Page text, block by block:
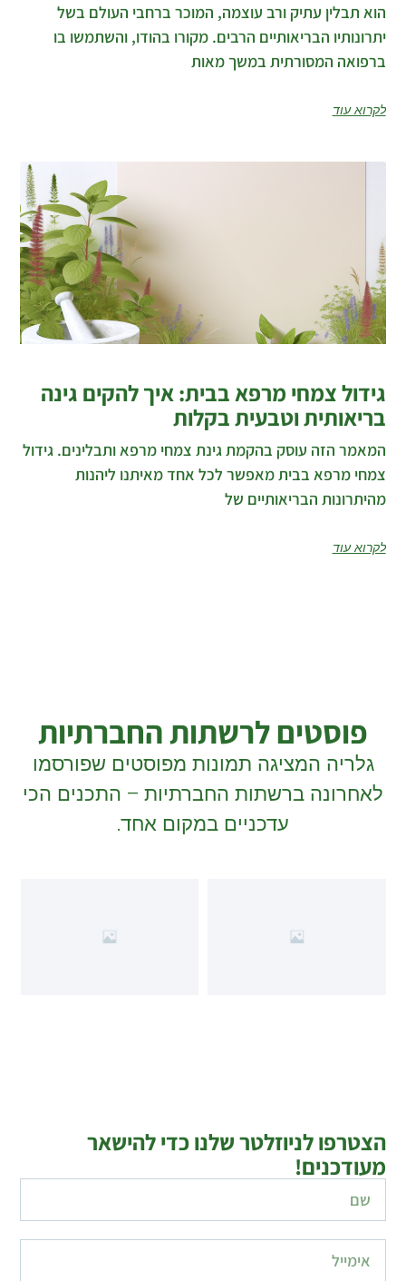
הוא תבלין עתיק ורב עוצמה, המוכר ברחבי העולם בשל
יתרונותיו הבריאותיים הרבים. מקורו בהודו, והשתמשו בו
ברפואה המסורתית במשך מאות
לקרוא עוד
גידול צמחי מרפא בבית: איך להקים גינה
בריאותית וטבעית בקלות
המאמר הזה עוסק בהקמת גינת צמחי מרפא ותבלינים. גידול
צמחי מרפא בבית מאפשר לכל אחד מאיתנו ליהנות
מהיתרונות הבריאותיים של
לקרוא עוד
פוסטים לרשתות החברתיות
גלריה המציגה תמונות מפוסטים שפורסמו
לאחרונה ברשתות החברתיות – התכנים הכי
עדכניים במקום אחד.
הצטרפו לניוזלטר שלנו כדי להישאר
מעודכנים!